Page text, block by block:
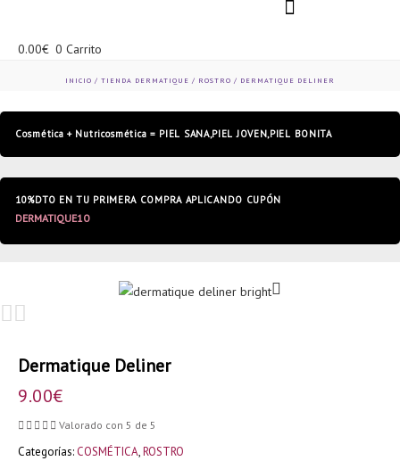
0.00€ 0 Carrito
INICIO / TIENDA DERMATIQUE / ROSTRO / DERMATIQUE DELINER
Cosmética + Nutricosmética = PIEL SANA,PIEL JOVEN,PIEL BONITA
10%DTO EN TU PRIMERA COMPRA APLICANDO CUPÓN
DERMATIQUE10
Dermatique Deliner
9.00€
     Valorado con 5 de 5
Categorías: COSMÉTICA,ROSTRO